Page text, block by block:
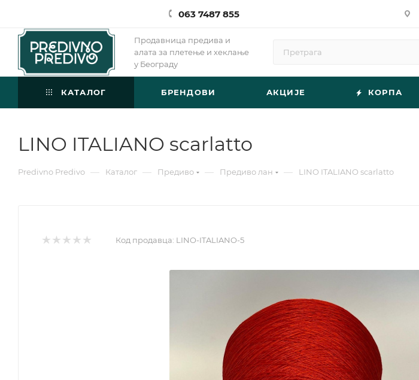
063 7487 855
Продавница предива и
алата за плетење и хеклање
у Београду
КАТАЛОГ БРЕНДОВИ АКЦИЈЕ КОРПА
LINO ITALIANO scarlatto
Predivno Predivo — Каталог — Предиво — Предиво лан — LINO ITALIANO scarlatto
Код продавца: LINO-ITALIANO-5